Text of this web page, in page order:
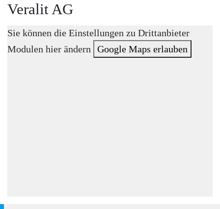
Veralit AG
Sie können die Einstellungen zu Drittanbieter
Modulen hier ändern
Google Maps erlauben